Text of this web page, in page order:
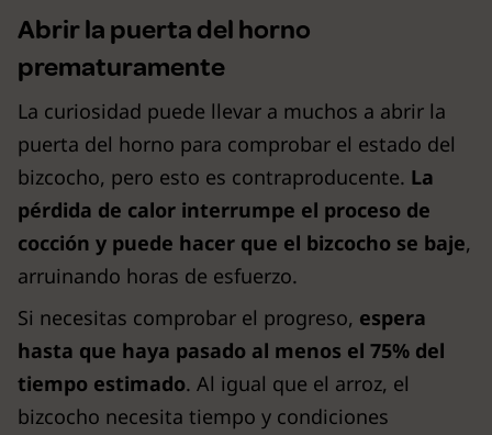
Abrir la puerta del horno
prematuramente
La curiosidad puede llevar a muchos a abrir la
puerta del horno para comprobar el estado del
bizcocho, pero esto es contraproducente. La
pérdida de calor interrumpe el proceso de
cocción y puede hacer que el bizcocho se baje,
arruinando horas de esfuerzo.
Si necesitas comprobar el progreso, espera
hasta que haya pasado al menos el 75% del
tiempo estimado. Al igual que el arroz, el
bizcocho necesita tiempo y condiciones